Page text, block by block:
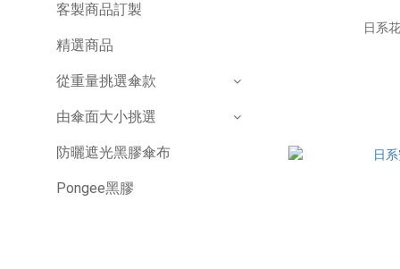
客製商品訂製
精選商品
從重量挑選傘款
由傘面大小挑選
防曬遮光黑膠傘布
Pongee黑膠
日系